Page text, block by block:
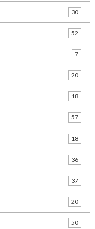
30
52
7
20
18
57
18
36
37
20
50